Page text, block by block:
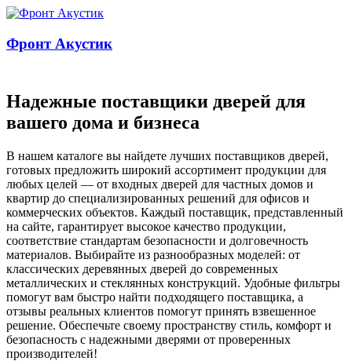
Фронт Акустик
Надежные поставщики дверей для
вашего дома и бизнеса
В нашем каталоге вы найдете лучших поставщиков дверей,
готовых предложить широкий ассортимент продукции для
любых целей — от входных дверей для частных домов и
квартир до специализированных решений для офисов и
коммерческих объектов. Каждый поставщик, представленный
на сайте, гарантирует высокое качество продукции,
соответствие стандартам безопасности и долговечность
материалов. Выбирайте из разнообразных моделей: от
классических деревянных дверей до современных
металлических и стеклянных конструкций. Удобные фильтры
помогут вам быстро найти подходящего поставщика, а
отзывы реальных клиентов помогут принять взвешенное
решение. Обеспечьте своему пространству стиль, комфорт и
безопасность с надежными дверями от проверенных
производителей!